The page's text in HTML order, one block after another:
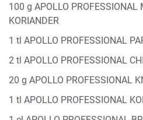
100 g APOLLO PROFESSIONAL
KORIANDER
1 tl APOLLO PROFESSIONAL
2 tl APOLLO PROFESSIONAL
20 g APOLLO PROFESSIONAL
1 tl APOLLO PROFESSIONAL